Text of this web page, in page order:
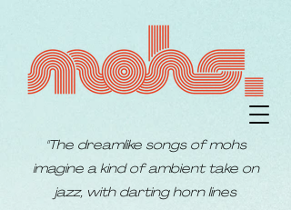
"The dreamlike songs of mohs
imagine a kind of ambient take on
jazz, with darting horn lines